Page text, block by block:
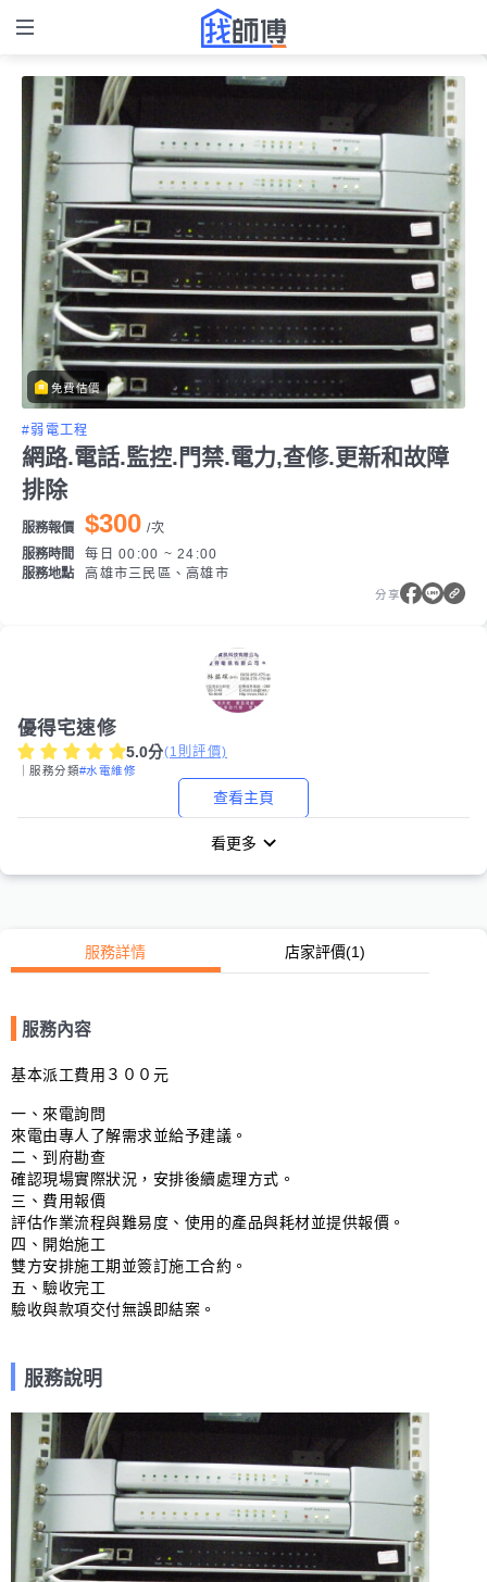
免費估價
#弱電工程
網路.電話.監控.門禁.電力,查修.更新和故障
排除
服務報價 $300 /次
服務時間
每日 00:00 ~ 24:00
服務地點
高雄市三民區、高雄市
分享
優得宅速修
5.0分(1 則評價)
｜服務分類#水電維修
查看主頁
看更多
服務詳情 店家評價(1)
服務內容
基本派工費用３００元
一、來電詢問
來電由專人了解需求並給予建議。
二、到府勘查
確認現場實際狀況，安排後續處理方式。
三、費用報價
評估作業流程與難易度、使用的產品與耗材並提供報價。
四、開始施工
雙方安排施工期並簽訂施工合約。
五、驗收完工
驗收與款項交付無誤即結案。
服務說明